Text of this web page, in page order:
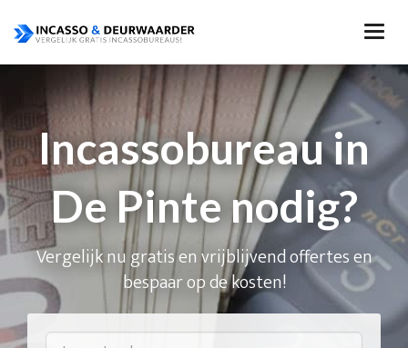
Incassobureau in
De Pinte nodig?
Vergelijk nu gratis en vrijblijvend offertes en
bespaar op de kosten!